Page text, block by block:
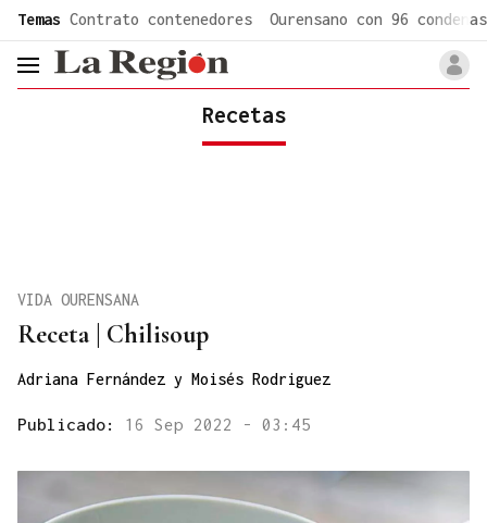
Temas Contrato contenedores Ourensano con 96 condenas
header.menu.open
Recetas
Receta | Chilisoup
VIDA OURENSANA
Adriana Fernández y Moisés Rodriguez
Publicado: 16 Sep 2022 - 03:45